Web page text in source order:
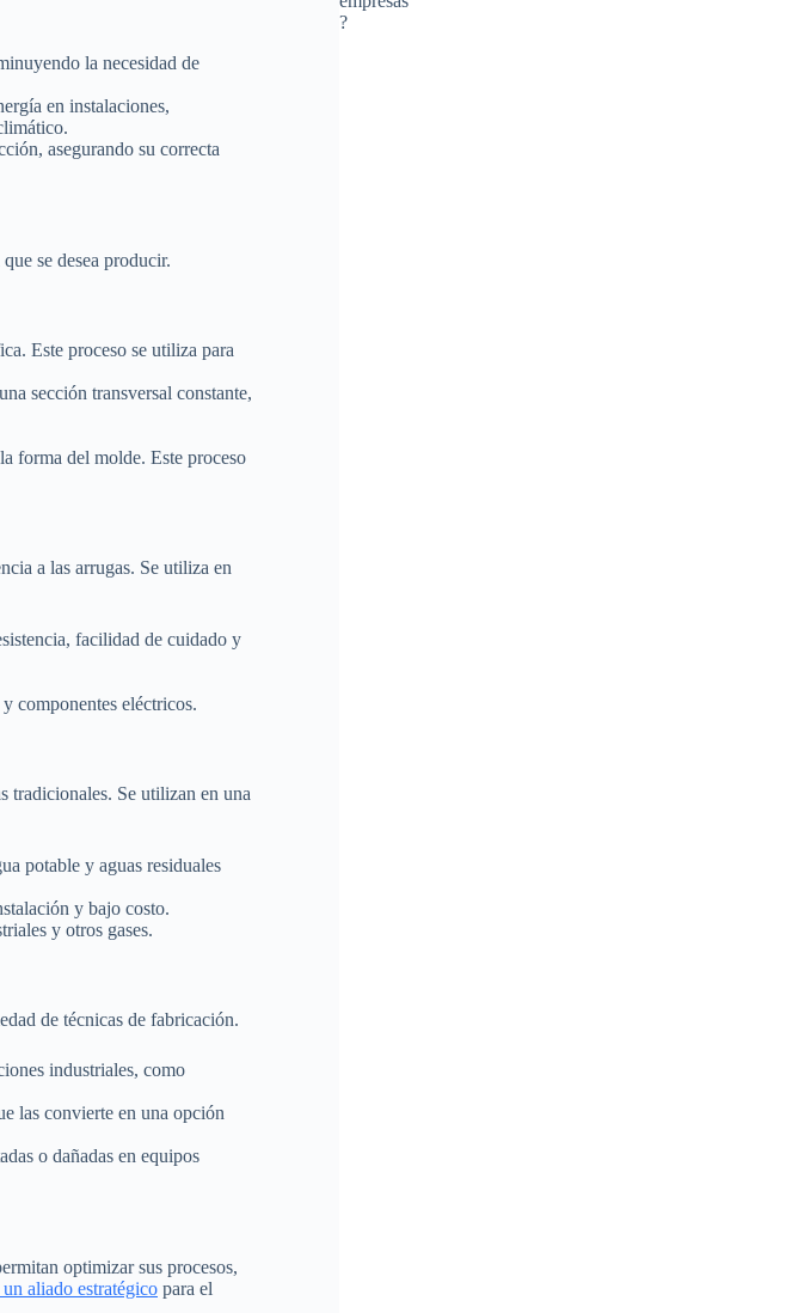
la necesidad de
en instalaciones,
asegurando su correcta
se desea producir.
Este proceso se utiliza para
sección transversal constante,
forma del molde. Este proceso
a las arrugas. Se utiliza en
facilidad de cuidado y
componentes eléctricos.
tradicionales. Se utilizan en una
potable y aguas residuales
y bajo costo.
y otros gases.
de técnicas de fabricación.
industriales, como
las convierte en una opción
o dañadas en equipos
optimizar sus procesos,
aliado estratégico para el